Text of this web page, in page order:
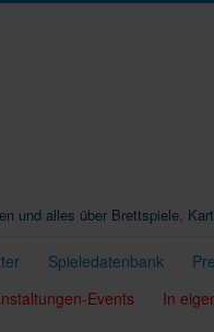
und alles über Brettspiele,
Spieledatenbank
Events
In